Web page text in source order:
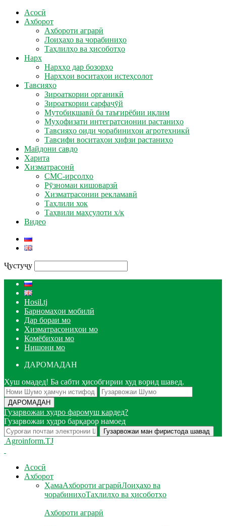
Асосӣ
Ахборот
Ахбороти аграрӣ
Лоиҳахо ва чорабиниҳо
Таҳлилҳо ва ҳисоботҳо
Нарх
Нархҳо дар бозорҳо
Нархҳои воситаҳои истеҳсолот
Тавсияҳо
Зироаткории органикӣ
Зироаткории сарфаҷӯй
Мутобиқшавӣ ба таъғирёбии иқлим
Муҳофизати интегратсионии растаниҳо
Тавсияҳо оиди чорабиниҳои агротехникӣ
Тавсифи воситаҳои ҳифзи растаниҳо
Майдони савдо
Харита
Хизматрасонӣ
СМС-ирсолҳо
Рӯзномаи кишоварзӣ
Хизматрасонии рекламавӣ
Таҳлили хок
Таҳвили маҳсулоти х/қ
Видео
Ҷустуҷу
Hosil.tj
Барномаҳои мобилӣ
Дар бораи мо
Хизматрасониҳои мо
Комёбиҳои мо
Нишони мо
ДАРОМАДАН
Хуш омадед! Ба сабти ҳисобгирии худ ворид шавед.
Гузарвожаи худро фаромуш кардед?
Гузарвожаи худро барқарор намоед
Agroinform.TJ
Асосӣ
Ахборот
ҲамаАхбороти аграрӣЛоиҳахо ва
чорабиниҳоТаҳлилҳо ва ҳисоботҳо
Ахбороти аграрӣ